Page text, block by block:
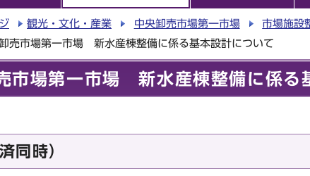
観光・文化・産業 中央卸売市場第一市場
市場施設
売市場第一市場 新水産棟整備に係る基本設計について
市場第一市場 新水産棟整備に係る
同時）